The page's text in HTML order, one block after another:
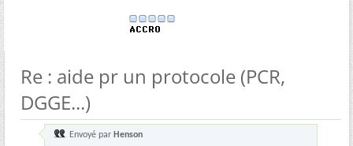
Re : aide pr un protocole (PCR,
DGGE...)
Envoyé par Henson